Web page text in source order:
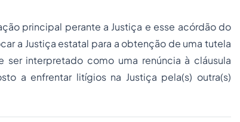
principal perante a Justiça e esse acórdão do
a Justiça estatal para a obtenção de uma tutela
ser interpretado como uma renúncia à cláusula
a enfrentar litígios na Justiça pela(s) outra(s)